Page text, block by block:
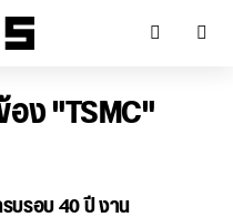
ง "TSMC"
บรอบ 40 ปี งาน